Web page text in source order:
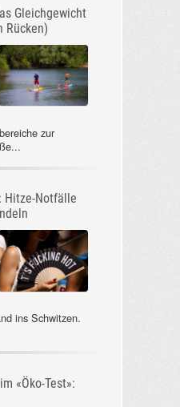
Gleichgewicht
Rücken)
zur
Hitze-Notfälle
ins Schwitzen.
«Öko-Test»: